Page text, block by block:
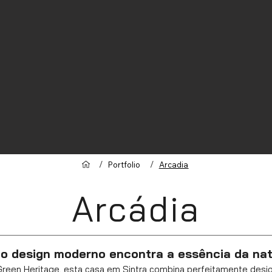
/ Portfolio / Arcadia
Arcádia
design moderno encontra a essência da
Heritage, esta casa em Sintra combina perfeitamente